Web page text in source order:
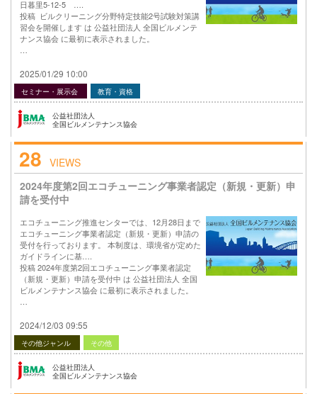
日暮里5-12-5 ….
投稿 ビルクリーニング分野特定技能2号試験対策講
習会を開催します は 公益社団法人 全国ビルメンテ
ナンス協会 に最初に表示されました。
2025/01/29 10:00
セミナー・展示会 教育・資格
公益社団法人
全国ビルメンテナンス協会
28 VIEWS
2024年度第2回エコチューニング事業者認定（新規・更新）申
請を受付中
エコチューニング推進センターでは、12月28日まで
エコチューニング事業者認定（新規・更新）申請の
受付を行っております。 本制度は、環境省が定めた
ガイドラインに基….
投稿 2024年度第2回エコチューニング事業者認定
（新規・更新）申請を受付中 は 公益社団法人 全国
ビルメンテナンス協会 に最初に表示されました。
2024/12/03 09:55
その他ジャンル その他
公益社団法人
全国ビルメンテナンス協会